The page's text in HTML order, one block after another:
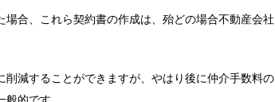
合、これら契約書の作成は、殆どの場合不動産会社
削減することができますが、やはり後に仲介手数料の